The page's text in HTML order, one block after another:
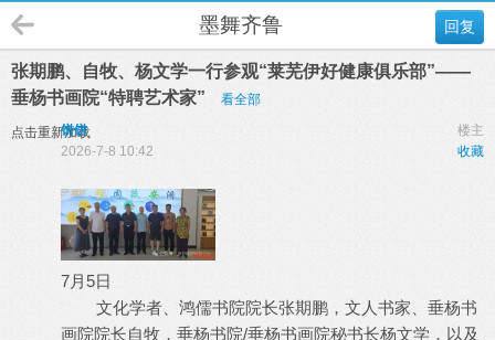
回复
墨舞齐鲁
张期鹏、自牧、杨文学一行参观“莱芜伊好健康俱乐部”——
垂杨书画院“特聘艺术家”
看全部
点击重新加载 楼主
饼饼
收藏
2026-7-8 10:42
7月5日
文化学者、鸿儒书院院长张期鹏，文人书家、垂杨书
画院院长自牧，垂杨书院/垂杨书画院秘书长杨文学，以及